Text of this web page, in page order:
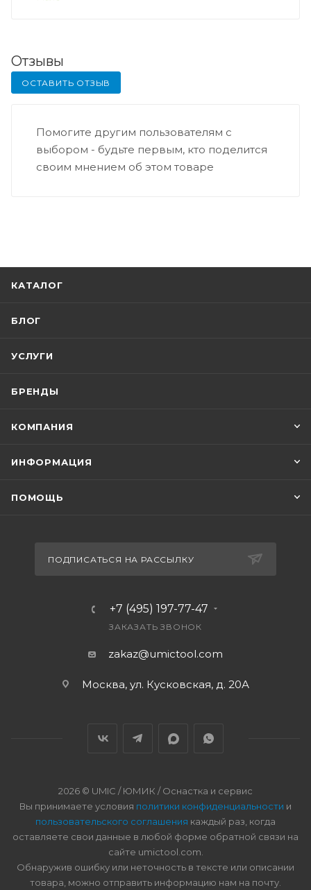
Отзывы
ОСТАВИТЬ ОТЗЫВ
Помогите другим пользователям с
выбором - будьте первым, кто поделится
своим мнением об этом товаре
КАТАЛОГ
БЛОГ
УСЛУГИ
БРЕНДЫ
КОМПАНИЯ
ИНФОРМАЦИЯ
ПОМОЩЬ
ПОДПИСАТЬСЯ НА РАССЫЛКУ
+7 (495) 197-77-47
ЗАКАЗАТЬ ЗВОНОК
zakaz@umictool.com
Москва, ул. Кусковская, д. 20А
2026 © UMIC / ЮМИК / Оснастка и сервис
Вы принимаете условия политики конфиденциальности и
пользовательского соглашения каждый раз, когда
оставляете свои данные в любой форме обратной связи на
сайте umictool.com.
Обнаружив ошибку или неточность в тексте или описании
товара, можно отправить информацию нам на почту.